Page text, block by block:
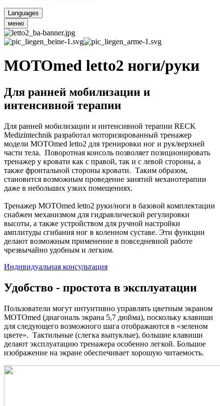
Languages
меню
MOTOmed letto2 ноги/руки
Для ранней мобилизации и
интенсивной терапии
Для ранней мобилизации и интенсивной терапии RECK
Medizintechnik разработал моторизированный тренажер
модели MOTOmed letto2 для тренировки ног и рук/верхней
части тела. Поворотная консоль позволяет позиционировать
тренажер у кровати как с правой, так и с левой стороны, а
также фронтальной стороны кровати. Таким образом,
становится возможным проведение занятий механотерапии
даже в небольших узких помещениях.
Тренажер MOTOmed letto2 руки/ноги в базовой комплектации
снабжен механизмом для гидравлической регулировки
высоты, а также устройством для ручной настройки
амплитуды сгибания ног в коленном суставе. Эти функции
делают возможным применение в повседневной работе
чрезвычайно удобным и легким.
Индивидуальная консультация
Удобство - простота в эксплуатации
Пользователи могут интуитивно управлять цветным экраном
MOTOmed (диагональ экрана 5,7 дюйма), поскольку клавиши
для следующего возможного шага отображаются в «зеленом
цвете». Тактильные (слегка выпуклые), большие клавиши
делают эксплуатацию тренажера особенно легкой. Большое
изображение на экране обеспечивает хорошую читаемость.